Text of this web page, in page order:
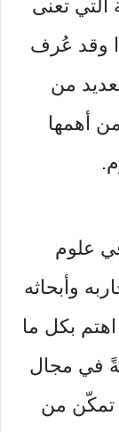
التي تعنى
وقد عُرف
من
أهمها
علوم
وأبحاثه
بكل ما
في مجال
تمكّن من